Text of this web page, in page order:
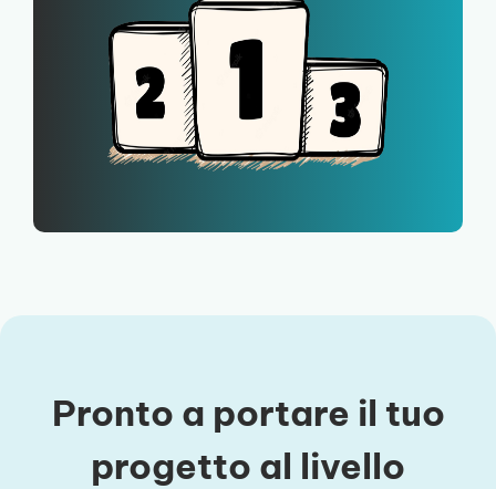
Pronto a portare il tuo
progetto al livello